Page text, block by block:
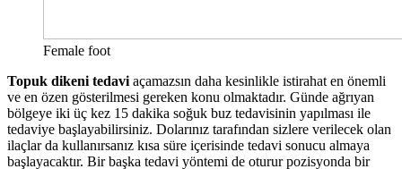
Female foot
Topuk dikeni tedavi açamazsın daha kesinlikle istirahat en önemli
ve en özen gösterilmesi gereken konu olmaktadır. Günde ağrıyan
bölgeye iki üç kez 15 dakika soğuk buz tedavisinin yapılması ile
tedaviye başlayabilirsiniz. Dolarınız tarafından sizlere verilecek olan
ilaçlar da kullanırsanız kısa süre içerisinde tedavi sonucu almaya
başlayacaktır. Bir başka tedavi yöntemi de oturur pozisyonda bir